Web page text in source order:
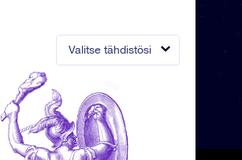
Valitse tähdistösi